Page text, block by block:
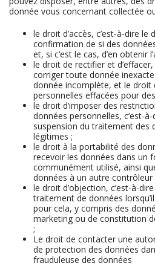
donnée vous concernant collectée
le droit d’accès, c’est-à-dire le
confirmation de si des
et, si c’est le cas, d’en obtenir
le droit de rectifier et
corriger toute donnée
donnée incomplète, et le droit
personnelles effacées pour
le droit d’imposer des
données personnelles, c’est-
suspension du traitement des
légitimes ;
le droit à la portabilité des
recevoir les données dans un
communément utilisé, ainsi
données à un autre contrôleur
le droit d’objection, c’est-à-
traitement de données
pour cela, y compris des
marketing ou de constitution
;
Le droit de contacter une
de protection des données
frauduleuse des données